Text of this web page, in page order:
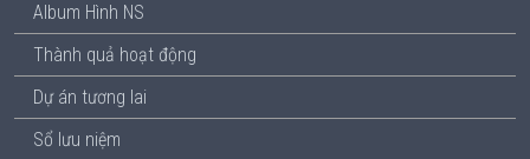
Album Hình NS
Thành quả hoạt động
Dự án tương lai
Sổ lưu niệm